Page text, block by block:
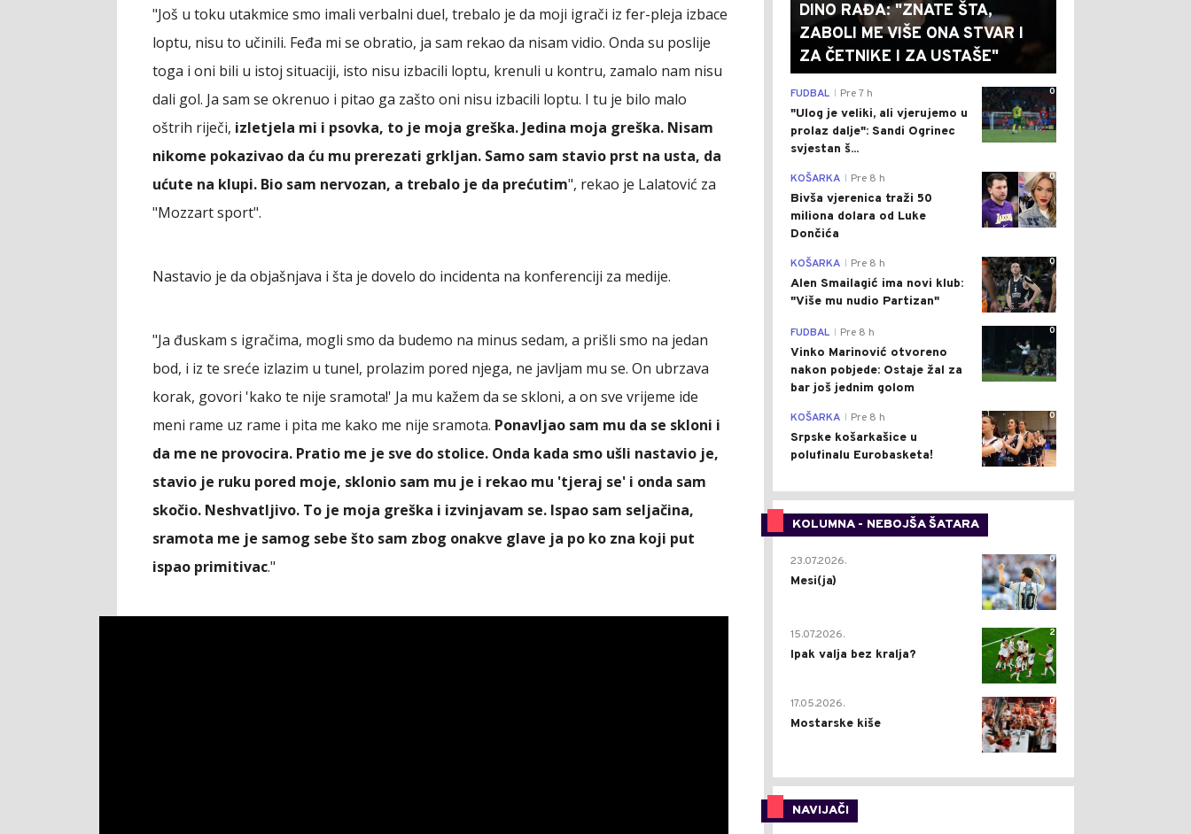
"Još u toku utakmice smo imali verbalni duel, trebalo je da moji igrači iz fer-pleja izbace
loptu, nisu to učinili. Feđa mi se obratio, ja sam rekao da nisam vidio. Onda su poslije
toga i oni bili u istoj situaciji, isto nisu izbacili loptu, krenuli u kontru, zamalo nam nisu
dali gol. Ja sam se okrenuo i pitao ga zašto oni nisu izbacili loptu. I tu je bilo malo
oštrih riječi, izletjela mi i psovka, to je moja greška. Jedina moja greška. Nisam
nikome pokazivao da ću mu prerezati grkljan. Samo sam stavio prst na usta, da
ućute na klupi. Bio sam nervozan, a trebalo je da prećutim", rekao je Lalatović za
"Mozzart sport".
Nastavio je da objašnjava i šta je dovelo do incidenta na konferenciji za medije.
"Ja đuskam s igračima, mogli smo da budemo na minus sedam, a prišli smo na jedan
bod, i iz te sreće izlazim u tunel, prolazim pored njega, ne javljam mu se. On ubrzava
korak, govori 'kako te nije sramota!' Ja mu kažem da se skloni, a on sve vrijeme ide
meni rame uz rame i pita me kako me nije sramota. Ponavljao sam mu da se skloni i
da me ne provocira. Pratio me je sve do stolice. Onda kada smo ušli nastavio je,
stavio je ruku pored moje, sklonio sam mu je i rekao mu 'tjeraj se' i onda sam
skočio. Neshvatljivo. To je moja greška i izvinjavam se. Ispao sam seljačina,
sramota me je samog sebe što sam zbog onakve glave ja po ko zna koji put
ispao primitivac."
DINO RAĐA: "ZNATE ŠTA,
ZABOLI ME VIŠE ONA STVAR I
ZA ČETNIKE I ZA USTAŠE"
0
FUDBAL Pre 7 h
"Ulog je veliki, ali vjerujemo u
prolaz dalje": Sandi Ogrinec
svjestan š...
0
KOŠARKA Pre 8 h
Bivša vjerenica traži 50
miliona dolara od Luke
Dončića
0
KOŠARKA Pre 8 h
Alen Smailagić ima novi klub:
"Više mu nudio Partizan"
0
FUDBAL Pre 8 h
Vinko Marinović otvoreno
nakon pobjede: Ostaje žal za
bar još jednim golom
0
KOŠARKA Pre 8 h
Srpske košarkašice u
polufinalu Eurobasketa!
KOLUMNA - NEBOJŠA ŠATARA
0
23.07.2026.
Mesi(ja)
2
15.07.2026.
Ipak valja bez kralja?
0
17.05.2026.
Mostarske kiše
NAVIJAČI